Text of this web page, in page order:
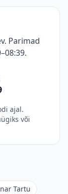
Parimad
ajal.
või
Tartu